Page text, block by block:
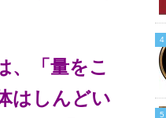
、「量をこ
はしんどい